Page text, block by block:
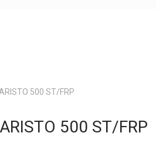
500 ST/FRP
500 ST/FRP